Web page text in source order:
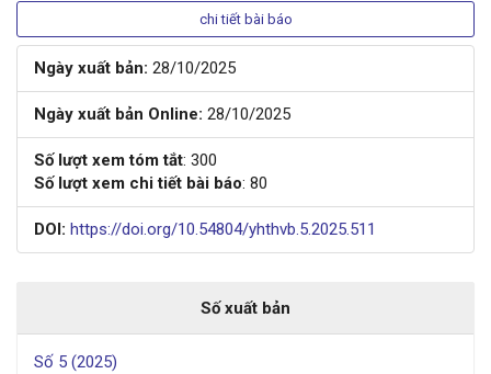
chi tiết bài báo
Ngày xuất bản: 28/10/2025
Ngày xuất bản Online: 28/10/2025
Số lượt xem tóm tắt: 300
Số lượt xem chi tiết bài báo: 80
DOI: https://doi.org/10.54804/yhthvb.5.2025.511
Số xuất bản
Số 5 (2025)